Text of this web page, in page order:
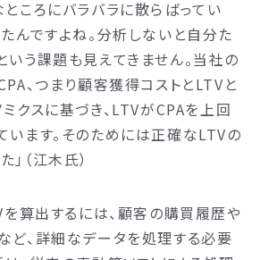
ところにバラバラに散らばってい
んですよね。分析しないと自分た
いう課題も見えてきません。当社の
、つまり顧客獲得コストとLTVと
クスに基づき、LTVがCPAを上回
います。そのためには正確なLTVの
（江木氏）
を算出するには、顧客の購買履歴や
ど、詳細なデータを処理する必要